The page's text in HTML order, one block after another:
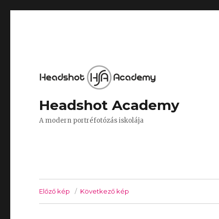
Headshot Academy
A modern portréfotózás iskolája
Előző kép Következő kép